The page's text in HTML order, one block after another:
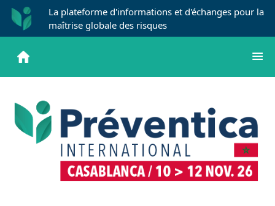
La plateforme d'informations et d'échanges pour la
maîtrise globale des risques